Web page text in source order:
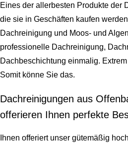
Eines der allerbesten Produkte der
die sie in Geschäften kaufen
Dachreinigung und Moos- und
professionelle Dachreinigung,
Dachbeschichtung einmalig.
Somit könne Sie das.
Dachreinigungen aus
offerieren Ihnen perfekte
Ihnen offeriert unser gütemäßig